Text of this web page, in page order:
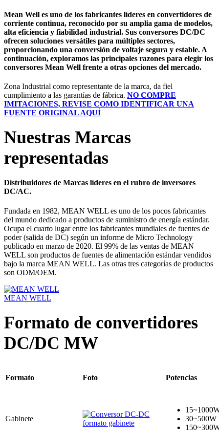
Mean Well es uno de los fabricantes líderes en convertidores de
corriente continua, reconocido por su amplia gama de modelos,
alta eficiencia y fiabilidad industrial. Sus conversores DC/DC
ofrecen soluciones versátiles para múltiples sectores,
proporcionando una conversión de voltaje segura y estable. A
continuación, exploramos las principales razones para elegir los
conversores Mean Well frente a otras opciones del mercado.
Zona Industrial como representante de la marca, da fiel
cumplimiento a las garantías de fábrica. NO COMPRE
IMITACIONES, REVISE COMO IDENTIFICAR UNA
FUENTE ORIGINAL AQUÍ
Nuestras Marcas
representadas
Distribuidores de Marcas líderes en el rubro de inversores
DC/AC.
Fundada en 1982, MEAN WELL es uno de los pocos fabricantes
del mundo dedicado a productos de suministro de energía estándar.
Ocupa el cuarto lugar entre los fabricantes mundiales de fuentes de
poder (salida de DC) según un informe de Micro Technology
publicado en marzo de 2020. El 99% de las ventas de MEAN
WELL son productos de fuentes de alimentación estándar vendidos
bajo la marca MEAN WELL. Las otras tres categorías de productos
son ODM/OEM.
MEAN WELL
Formato de convertidores
DC/DC MW
Formato Foto Potencias
Gabinete
30~500W